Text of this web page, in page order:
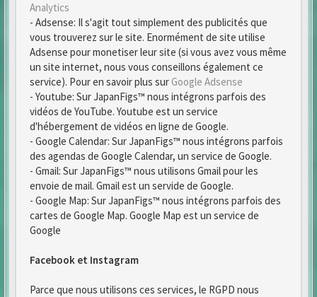
Analytics
- Adsense: Il s'agit tout simplement des publicités que
vous trouverez sur le site. Enormément de site utilise
Adsense pour monetiser leur site (si vous avez vous même
un site internet, nous vous conseillons également ce
service). Pour en savoir plus sur Google Adsense
- Youtube: Sur JapanFigs™ nous intégrons parfois des
vidéos de YouTube. Youtube est un service
d'hébergement de vidéos en ligne de Google.
- Google Calendar: Sur JapanFigs™ nous intégrons parfois
des agendas de Google Calendar, un service de Google.
- Gmail: Sur JapanFigs™ nous utilisons Gmail pour les
envoie de mail. Gmail est un servide de Google.
- Google Map: Sur JapanFigs™ nous intégrons parfois des
cartes de Google Map. Google Map est un service de
Google
Facebook et Instagram
Parce que nous utilisons ces services, le RGPD nous